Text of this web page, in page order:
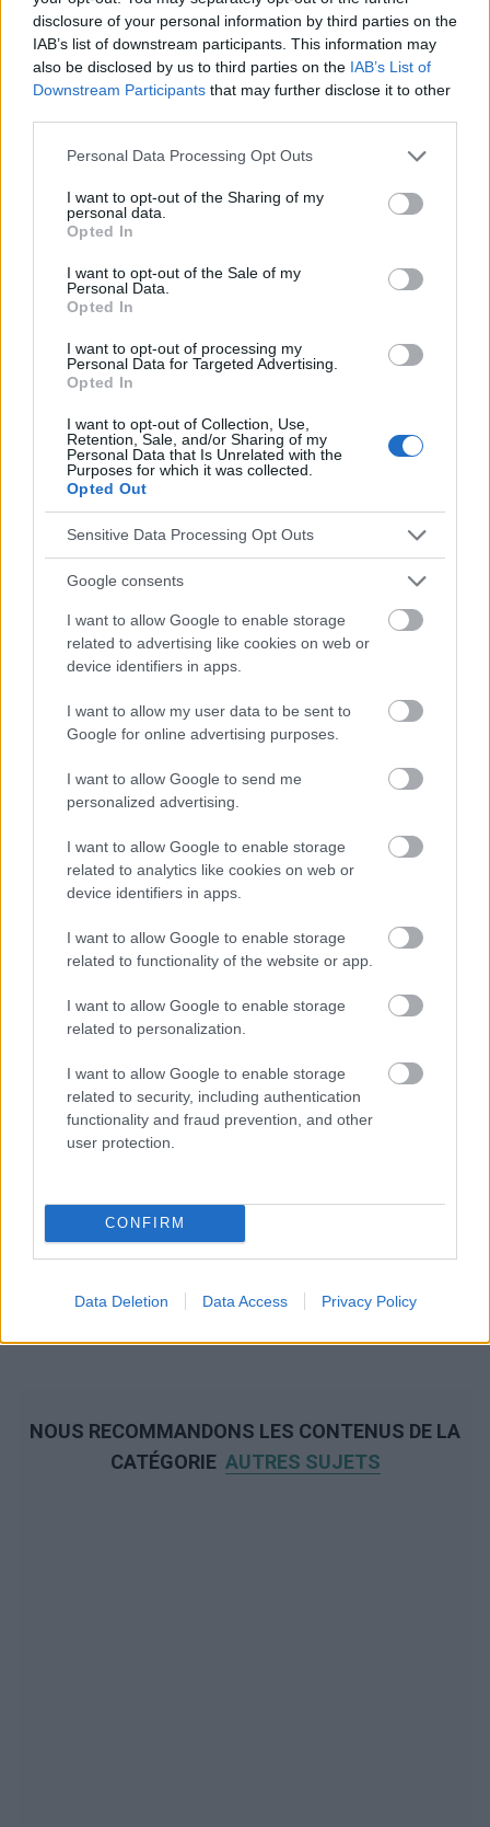
disclosure of your personal information by third parties on the
IAB’s list of downstream participants. This information may
also be disclosed by us to third parties on the IAB’s List of
Downstream Participants that may further disclose it to other
Please note that this website/app uses one or more Google
not limited to your visit or usage behaviour. You may click to
grant or deny consent to Google and its third-party tags to
use your data for below specified purposes in below Google
consent section.
Personal Data Processing Opt Outs
I want to opt-out of the Sharing of my
personal data.
Opted In
I want to opt-out of the Sale of my
Personal Data.
Opted In
I want to opt-out of processing my
Personal Data for Targeted Advertising.
Opted In
I want to opt-out of Collection, Use,
Retention, Sale, and/or Sharing of my
Personal Data that Is Unrelated with the
Purposes for which it was collected.
Opted Out
Sensitive Data Processing Opt Outs
Google consents
I want to allow Google to enable storage
related to advertising like cookies on web or
device identifiers in apps.
I want to allow my user data to be sent to
Google for online advertising purposes.
I want to allow Google to send me
personalized advertising.
I want to allow Google to enable storage
related to analytics like cookies on web or
device identifiers in apps.
I want to allow Google to enable storage
related to functionality of the website or app.
I want to allow Google to enable storage
related to personalization.
I want to allow Google to enable storage
related to security, including authentication
functionality and fraud prevention, and other
user protection.
CONFIRM
Data Deletion Data Access Privacy Policy
Utile? Partagez-le sur Facebook!
Vous voulez rester informé ? Suivez-
nous sur
le
News
Sujets Blood-testing Prévention
Voir aussi en
Le contenu et les documents de ce site Web sont éducatifs et
informatifs. L'éditeur et les éditeurs du site ne sont pas
responsables des effets de leur utilisation. Avant d'utiliser les
conseils et astuces contenus dans le site, vous devez
absolument consulter votre médecin.
Publicité:
NOUS RECOMMANDONS LES CONTENUS DE LA
CATÉGORIE AUTRES SUJETS